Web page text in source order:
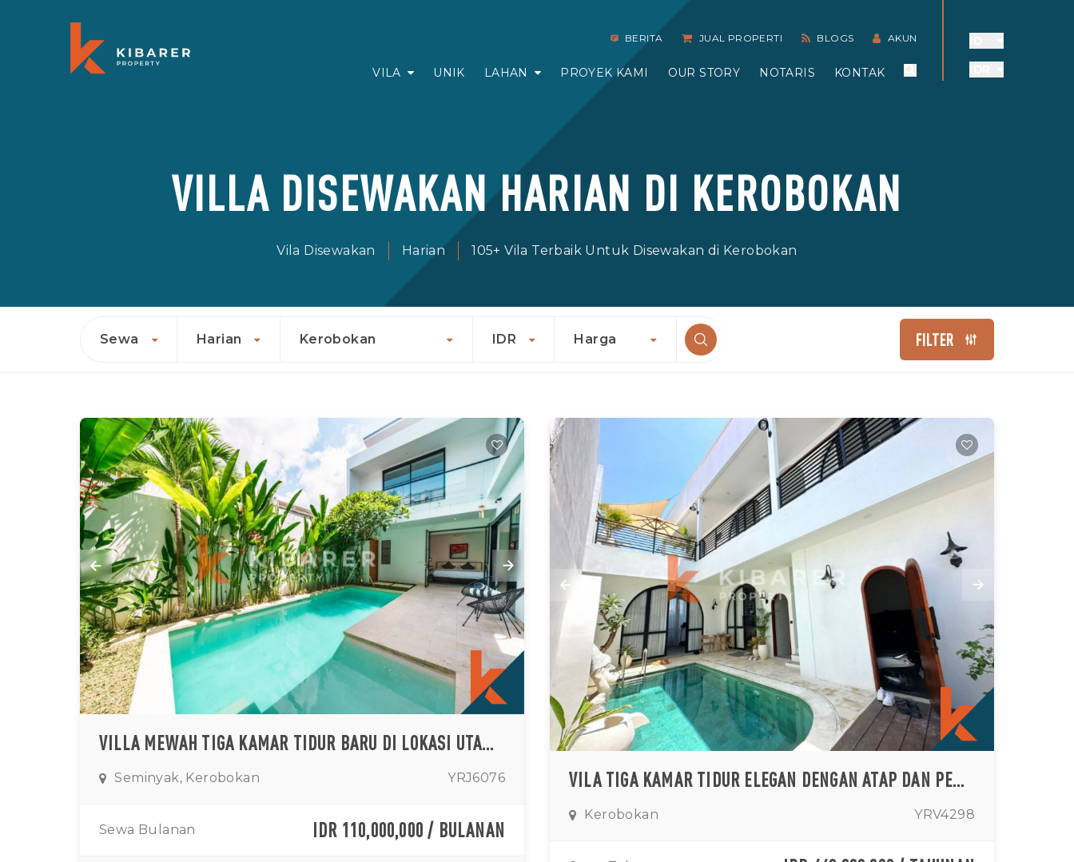
BERITA JUAL PROPERTI BLOGS AKUN
VILA UNIK LAHAN PROYEK KAMI OUR STORY NOTARIS KONTAK
VILLA DISEWAKAN HARIAN DI KEROBOKAN
Vila Disewakan Harian 105+ Vila Terbaik Untuk Disewakan di Kerobokan
Sewa Harian Kerobokan IDR Harga FILTER
VILLA MEWAH TIGA KAMAR TIDUR BARU DI LOKASI UTAMA KEROBOKAN
Seminyak, Kerobokan YRJ6076
Sewa Bulanan IDR 110,000,000 / BULANAN
VILA TIGA KAMAR TIDUR ELEGAN DENGAN ATAP DAN PEMANDANGAN SAWAH YANG MEMUKAU DI KEROBOKAN
Kerobokan YRV4298